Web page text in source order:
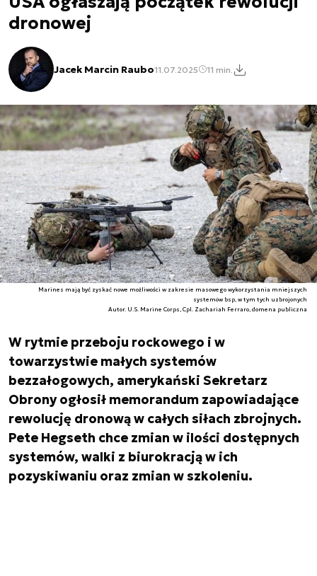
dronowej
Jacek Marcin Raubo11.07.2025 11 min.
Marines mają być zyskać nowe możliwości w zakresie masowego wykorzystania mniejszych
systemów bsp, w tym tych uzbrojonych
Autor. U.S. Marine Corps, Cpl. Zachariah Ferraro, domena publiczna
W rytmie przeboju rockowego i w
towarzystwie małych systemów
bezzałogowych, amerykański Sekretarz
Obrony ogłosił memorandum zapowiadające
rewolucję dronową w całych siłach zbrojnych.
Pete Hegseth chce zmian w ilości dostępnych
systemów, walki z biurokracją w ich
pozyskiwaniu oraz zmian w szkoleniu.